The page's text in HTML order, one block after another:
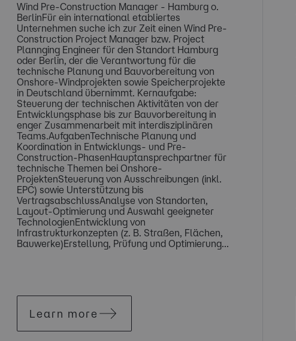
Wind Pre-Construction Manager - Hamburg o.
BerlinFür ein international etabliertes
Unternehmen suche ich zur Zeit einen Wind Pre-
Construction Project Manager bzw. Project
Plannging Engineer für den Standort Hamburg
oder Berlin, der die Verantwortung für die
technische Planung und Bauvorbereitung von
Onshore-Windprojekten sowie Speicherprojekte
in Deutschland übernimmt. Kernaufgabe:
Steuerung der technischen Aktivitäten von der
Entwicklungsphase bis zur Bauvorbereitung in
enger Zusammenarbeit mit interdisziplinären
Teams.AufgabenTechnische Planung und
Koordination in Entwicklungs- und Pre-
Construction-PhasenHauptansprechpartner für
technische Themen bei Onshore-
ProjektenSteuerung von Ausschreibungen (inkl.
EPC) sowie Unterstützung bis
VertragsabschlussAnalyse von Standorten,
Layout-Optimierung und Auswahl geeigneter
TechnologienEntwicklung von
Infrastrukturkonzepten (z. B. Straßen, Flächen,
Bauwerke)Erstellung, Prüfung und Optimierung...
Learn more